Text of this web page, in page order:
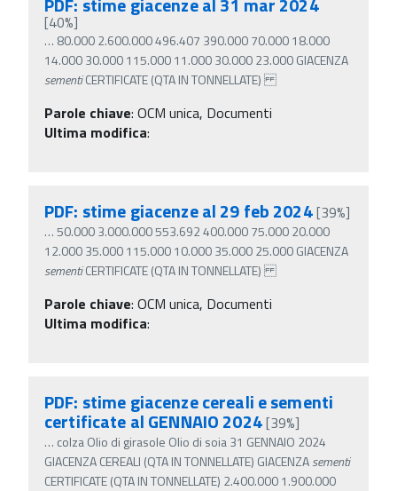
[40%]
… 80.000 2.600.000 496.407 390.000 70.000 18.000
14.000 30.000 115.000 11.000 30.000 23.000 GIACENZA
sementiCERTIFICATE (QTA IN TONNELLATE)
Parole chiave: OCM unica, Documenti
Ultima modifica:
PDF: stime giacenze al 29 feb 2024[39%]
…50.000 3.000.000 553.692 400.000 75.000 20.000
12.000 35.000 115.000 10.000 35.000 25.000 GIACENZA
sementiCERTIFICATE (QTA IN TONNELLATE)
Parole chiave: OCM unica, Documenti
Ultima modifica:
PDF: stime giacenze cereali e sementi
certificate al GENNAIO 2024[39%]
… colza Olio di girasole Olio di soia 31 GENNAIO 2024
GIACENZA CEREALI (QTA IN TONNELLATE) GIACENZAsementi
CERTIFICATE (QTA IN TONNELLATE) 2.400.000 1.900.000